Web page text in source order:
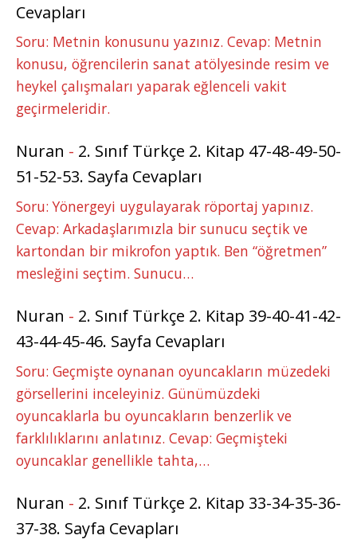
Cevapları
Soru: Metnin konusunu yazınız. Cevap: Metnin
konusu, öğrencilerin sanat atölyesinde resim ve
heykel çalışmaları yaparak eğlenceli vakit
geçirmeleridir.
Nuran - 2. Sınıf Türkçe 2. Kitap 47-48-49-50-
51-52-53. Sayfa Cevapları
Soru: Yönergeyi uygulayarak röportaj yapınız.
Cevap: Arkadaşlarımızla bir sunucu seçtik ve
kartondan bir mikrofon yaptık. Ben “öğretmen”
mesleğini seçtim. Sunucu…
Nuran - 2. Sınıf Türkçe 2. Kitap 39-40-41-42-
43-44-45-46. Sayfa Cevapları
Soru: Geçmişte oynanan oyuncakların müzedeki
görsellerini inceleyiniz. Günümüzdeki
oyuncaklarla bu oyuncakların benzerlik ve
farklılıklarını anlatınız. Cevap: Geçmişteki
oyuncaklar genellikle tahta,…
Nuran - 2. Sınıf Türkçe 2. Kitap 33-34-35-36-
37-38. Sayfa Cevapları